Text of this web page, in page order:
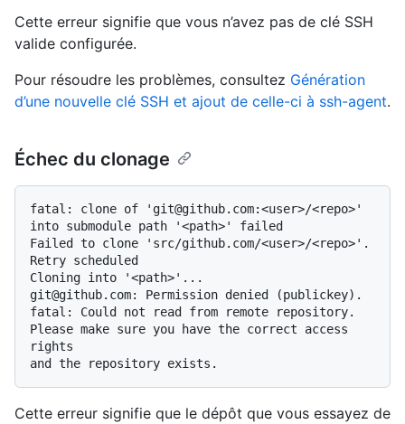
Cette erreur signifie que vous n’avez pas de clé SSH
valide configurée.
Pour résoudre les problèmes, consultez Génération
d’une nouvelle clé SSH et ajout de celle-ci à ssh-agent.
Échec du clonage
fatal: clone of 'git@github.com:<user>/<repo>'
into submodule path '<path>' failed
Failed to clone 'src/github.com/<user>/<repo>'.
Retry scheduled
Cloning into '<path>'...
git@github.com: Permission denied (publickey).
fatal: Could not read from remote repository.
Please make sure you have the correct access
rights
Cette erreur signifie que le dépôt que vous essayez de